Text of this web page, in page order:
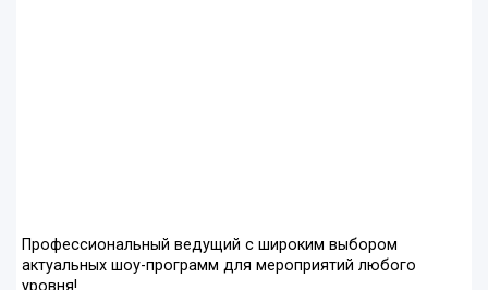
Профессиональный ведущий с широким выбором
актуальных шоу-программ для мероприятий любого
уровня!